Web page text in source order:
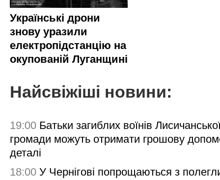
Українські дрони
знову уразили
електропідстанцію на
окупованій Луганщині
Найсвіжіші новини:
19:00 Батьки загиблих воїнів
громади можуть отримати грошову
деталі
18:00 У Чернігові попрощаються з